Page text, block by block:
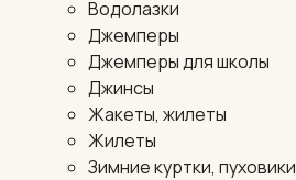
Водолазки
Джемперы
Джемперы для школы
Джинсы
Жакеты, жилеты
Жилеты
Зимние куртки, пуховики